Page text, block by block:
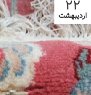
۲۲
اردیبهشت